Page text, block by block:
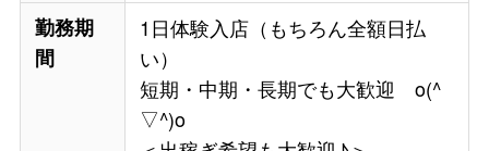
勤務期
間
1日体験入店（もちろん全額日払
い）
短期・中期・長期でも大歓迎 o(^
▽^)o